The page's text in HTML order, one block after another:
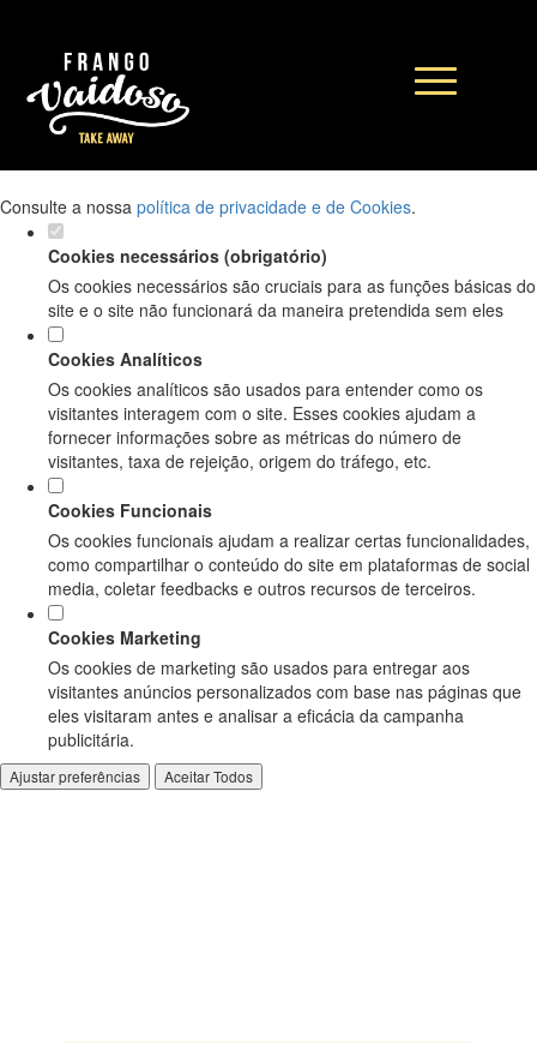
COOKIES PARA ESTE WEBSITE.
Este website utiliza cookies estritamente necessários, analíticos e
funcionais, para lhe oferecer uma boa experiência de navegação e
Consulte a nossa política de privacidade e de Cookies.
Cookies necessários (obrigatório)
Os cookies necessários são cruciais para as funções básicas do
site e o site não funcionará da maneira pretendida sem eles
Cookies Analíticos
Os cookies analíticos são usados para entender como os
visitantes interagem com o site. Esses cookies ajudam a
fornecer informações sobre as métricas do número de
visitantes, taxa de rejeição, origem do tráfego, etc.
Cookies Funcionais
Os cookies funcionais ajudam a realizar certas funcionalidades,
como compartilhar o conteúdo do site em plataformas de social
media, coletar feedbacks e outros recursos de terceiros.
Cookies Marketing
Os cookies de marketing são usados para entregar aos
visitantes anúncios personalizados com base nas páginas que
eles visitaram antes e analisar a eficácia da campanha
publicitária.
Ajustar preferências Aceitar Todos